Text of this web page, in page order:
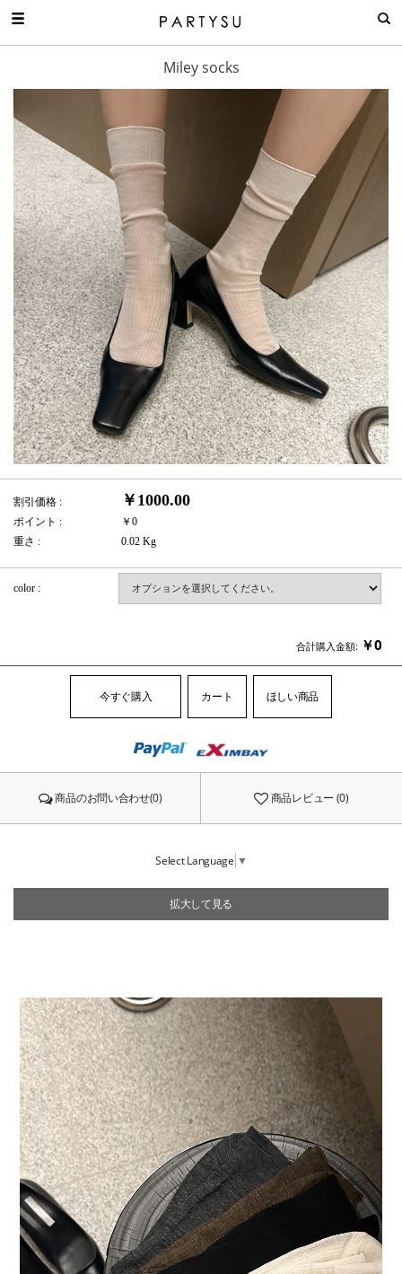
Miley socks
割引価格 : ￥1000.00
ポイント :
￥0
重さ :
0.02 Kg
color :
合計購入金額: ￥0
今すぐ購入 カート ほしい商品
商品のお問い合わせ(0) 商品レビュー (0)
Select Language ▼
拡大して見る